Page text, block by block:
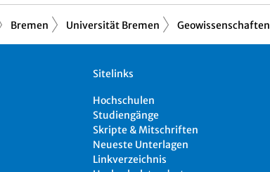
Bremen Universität Bremen Geowissenschaften
Sitelinks
Hochschulen
Studiengänge
Skripte & Mitschriften
Neueste Unterlagen
Linkverzeichnis